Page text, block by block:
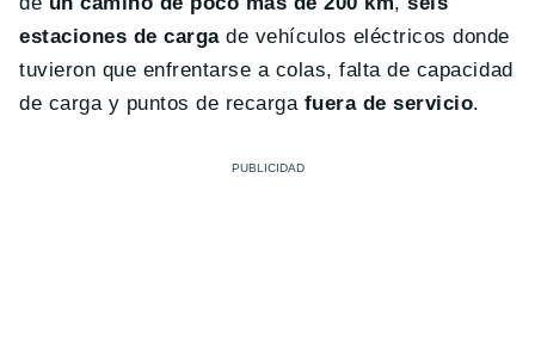
estaciones de cargade vehículos eléctricos donde
tuvieron que enfrentarse a colas, falta de capacidad
de carga y puntos de recarga fuera de servicio.